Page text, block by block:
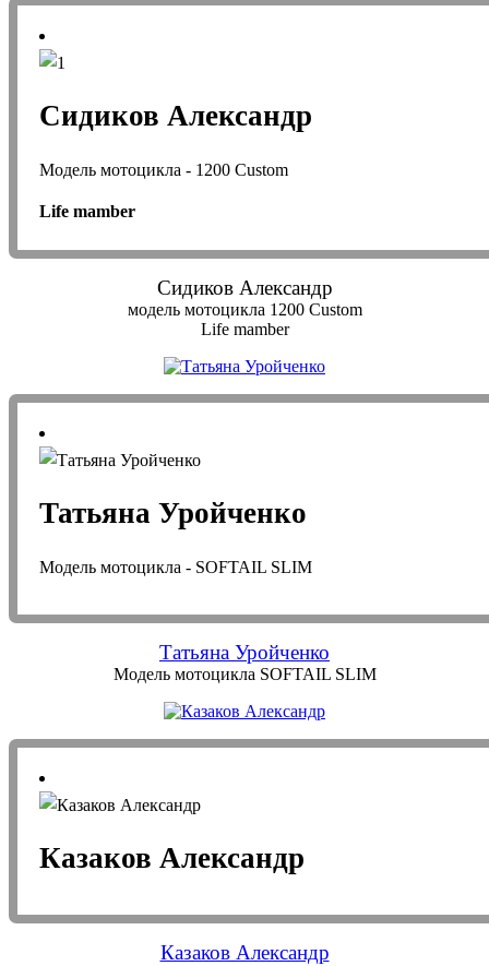
Сидиков Александр
Модель мотоцикла - 1200 Custom
Life mamber
Сидиков Александр
модель мотоцикла 1200 Custom
Life mamber
Татьяна Уройченко
Модель мотоцикла - SOFTAIL SLIM
Татьяна Уройченко
Модель мотоцикла SOFTAIL SLIM
Казаков Александр
Казаков Александр